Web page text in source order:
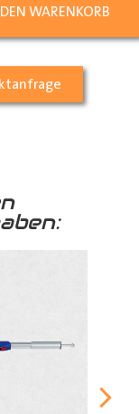
WARENKORB